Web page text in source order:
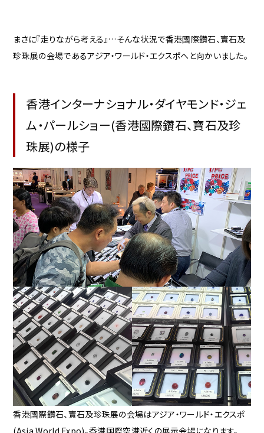
まさに『走りながら考える』…そんな状況で香港國際鑽石、寶石及
珍珠展の会場であるアジア・ワールド・エクスポへと向かいました。
香港インターナショナル・ダイヤモンド・ジェ
ム・パールショー(香港國際鑽石、寶石及珍
珠展)の様子
香港國際鑽石、寶石及珍珠展の会場はアジア・ワールド・エクスポ